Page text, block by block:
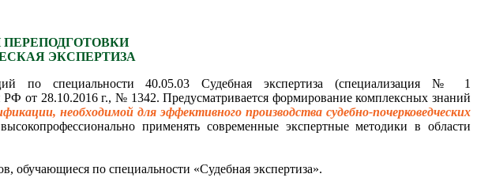
ЭКСПЕРТИЗА
по специальности 40.05.03 Судебная экспертиза (специализация № 1
от 28.10.2016 г., № 1342. Предусматривается формирование комплексных знаний
необходимой для эффективного производства судебно-почерковедческих
применять современные экспертные методики в области
обучающиеся по специальности «Судебная экспертиза».